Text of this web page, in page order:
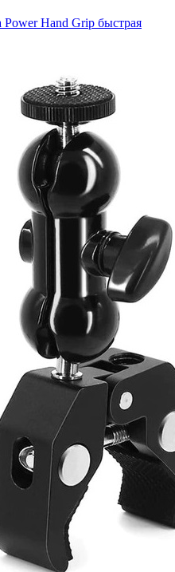
Hand Grip быстрая